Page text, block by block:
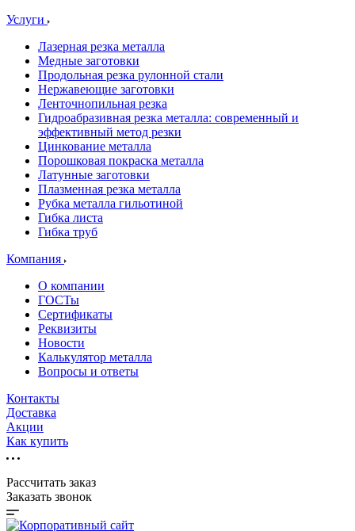
Услуги
Лазерная резка металла
Медные заготовки
Продольная резка рулонной стали
Нержавеющие заготовки
Ленточнопильная резка
Гидроабразивная резка металла: современный и
эффективный метод резки
Цинкование металла
Порошковая покраска металла
Латунные заготовки
Плазменная резка металла
Рубка металла гильотиной
Гибка листа
Гибка труб
Компания
О компании
ГОСТы
Сертификаты
Реквизиты
Новости
Калькулятор металла
Вопросы и ответы
Контакты
Доставка
Акции
Как купить
Рассчитать заказ
Заказать звонок